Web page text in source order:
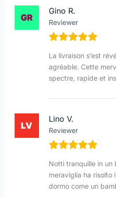
Gino R.
Reviewer
La livraison s’est
agréable. Cette
spectre, rapide et
Lino V.
Reviewer
Notti tranquille in un
meraviglia ha risolto
dormo come un